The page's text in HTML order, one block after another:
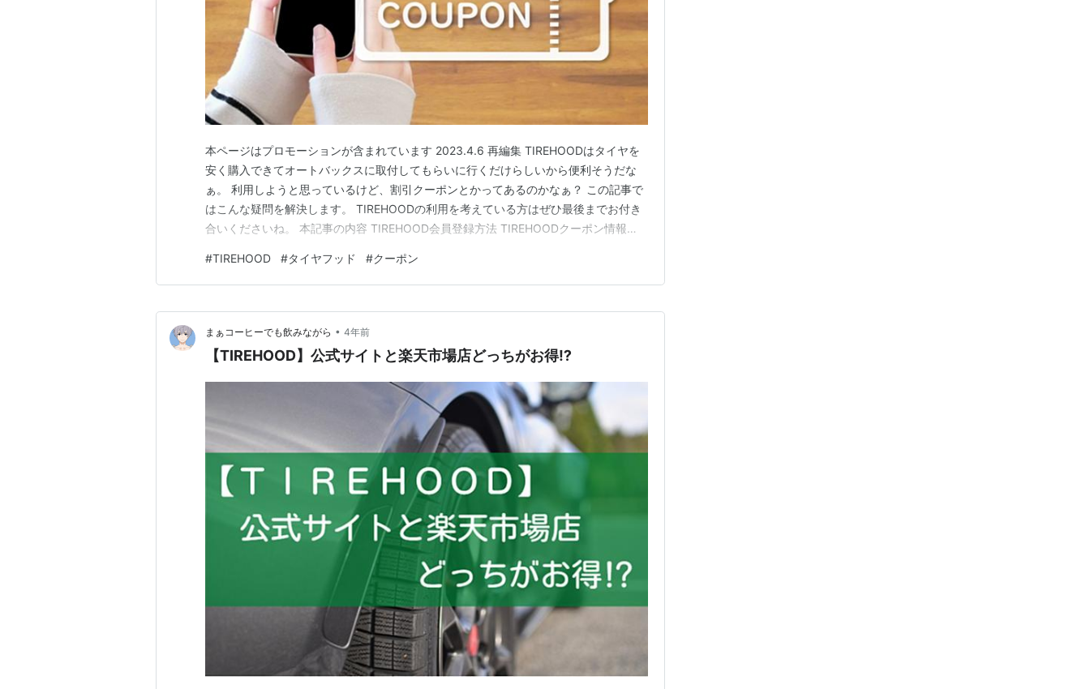
本ページはプロモーションが含まれています 2023.4.6 再編集 TIREHOODはタイヤを
安く購入できてオートバックスに取付してもらいに行くだけらしいから便利そうだな
ぁ。 利用しようと思っているけど、割引クーポンとかってあるのかなぁ？ この記事で
はこんな疑問を解決します。 TIREHOODの利用を考えている方はぜひ最後までお付き
合いくださいね。 本記事の内容 TIREHOOD会員登録方法 TIREHOODクーポン情報
が大好きな私が解説させていただきます。 クーポン利用でさらにお得!TIREHOOD…
#TIREHOOD #タイヤフッド #クーポン
まぁコーヒーでも飲みながら • 4年前
【TIREHOOD】公式サイトと楽天市場店どっちがお得⁉